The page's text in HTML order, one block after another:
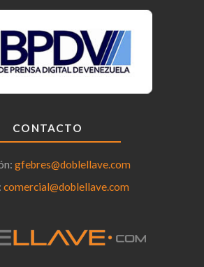
CONTACTO
gfebres@doblellave.com
comercial@doblellave.com